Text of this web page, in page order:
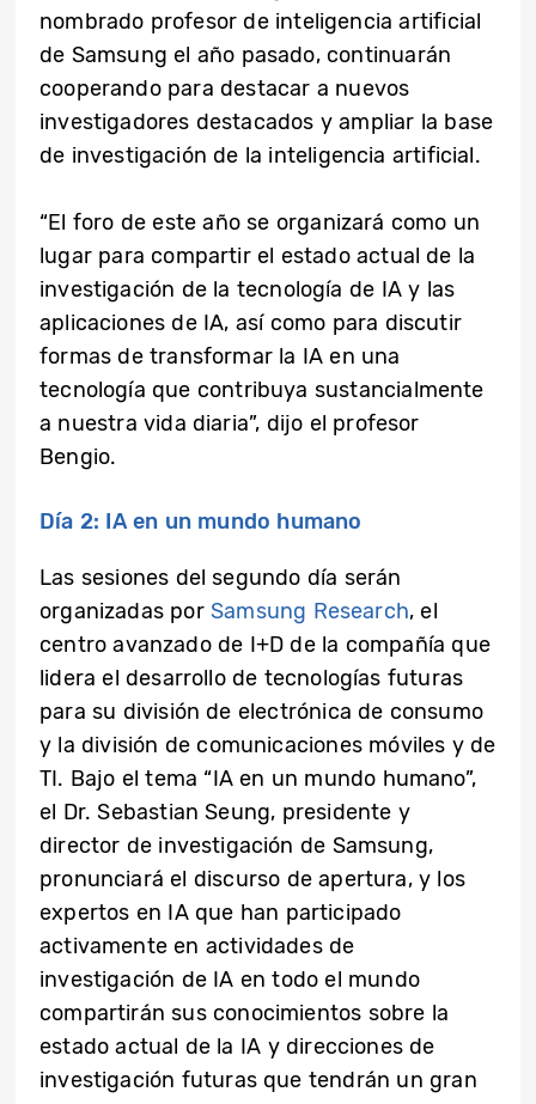
nombrado profesor de inteligencia artificial
de Samsung el año pasado, continuarán
cooperando para destacar a nuevos
investigadores destacados y ampliar la base
de investigación de la inteligencia artificial.
“El foro de este año se organizará como un
lugar para compartir el estado actual de la
investigación de la tecnología de IA y las
aplicaciones de IA, así como para discutir
formas de transformar la IA en una
tecnología que contribuya sustancialmente
a nuestra vida diaria”, dijo el profesor
Bengio.
Día 2: IA en un mundo humano
Las sesiones del segundo día serán
organizadas por Samsung Research, el
centro avanzado de I+D de la compañía que
lidera el desarrollo de tecnologías futuras
para su división de electrónica de consumo
y la división de comunicaciones móviles y de
TI. Bajo el tema “IA en un mundo humano”,
el Dr. Sebastian Seung, presidente y
director de investigación de Samsung,
pronunciará el discurso de apertura, y los
expertos en IA que han participado
activamente en actividades de
investigación de IA en todo el mundo
compartirán sus conocimientos sobre la
estado actual de la IA y direcciones de
investigación futuras que tendrán un gran